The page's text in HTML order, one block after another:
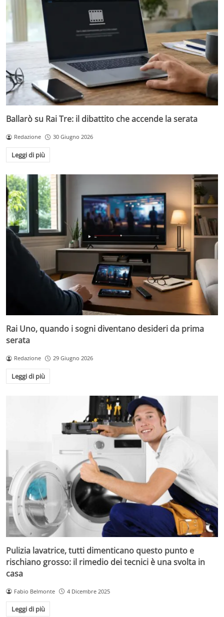
Ballarò su Rai Tre: il dibattito che accende la serata
Redazione 30 Giugno 2026
Leggi di più
Rai Uno, quando i sogni diventano desideri da prima
serata
Redazione 29 Giugno 2026
Leggi di più
Pulizia lavatrice, tutti dimenticano questo punto e
rischiano grosso: il rimedio dei tecnici è una svolta in
casa
Fabio Belmonte 4 Dicembre 2025
Leggi di più